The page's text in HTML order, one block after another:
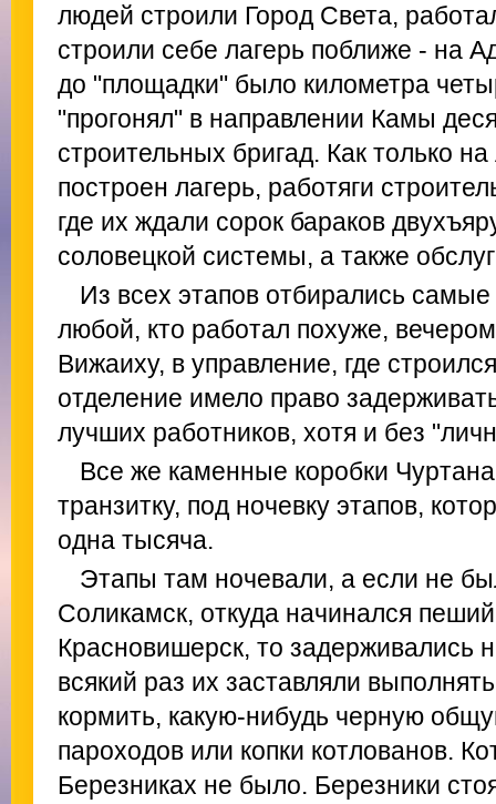
людей строили Город Света,
строили себе лагерь поближе - на
до "площадки" было километра
"прогонял" в направлении Камы
строительных бригад. Как только
построен лагерь, работяги
где их ждали сорок бараков
соловецкой системы, а также
Из всех этапов отбирались
любой, кто работал похуже,
Вижаиху, в управление, где
отделение имело право
лучших работников, хотя и без
Все же каменные коробки
транзитку, под ночевку этапов,
одна тысяча.
Этапы там ночевали, а если не
Соликамск, откуда начинался
Красновишерск, то задерживались
всякий раз их заставляли
кормить, какую-нибудь черную
пароходов или копки котлованов.
Березниках не было. Березники